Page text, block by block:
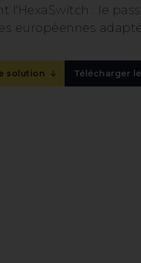
l'HexaSwitch : le
européennes
solution Télécharger